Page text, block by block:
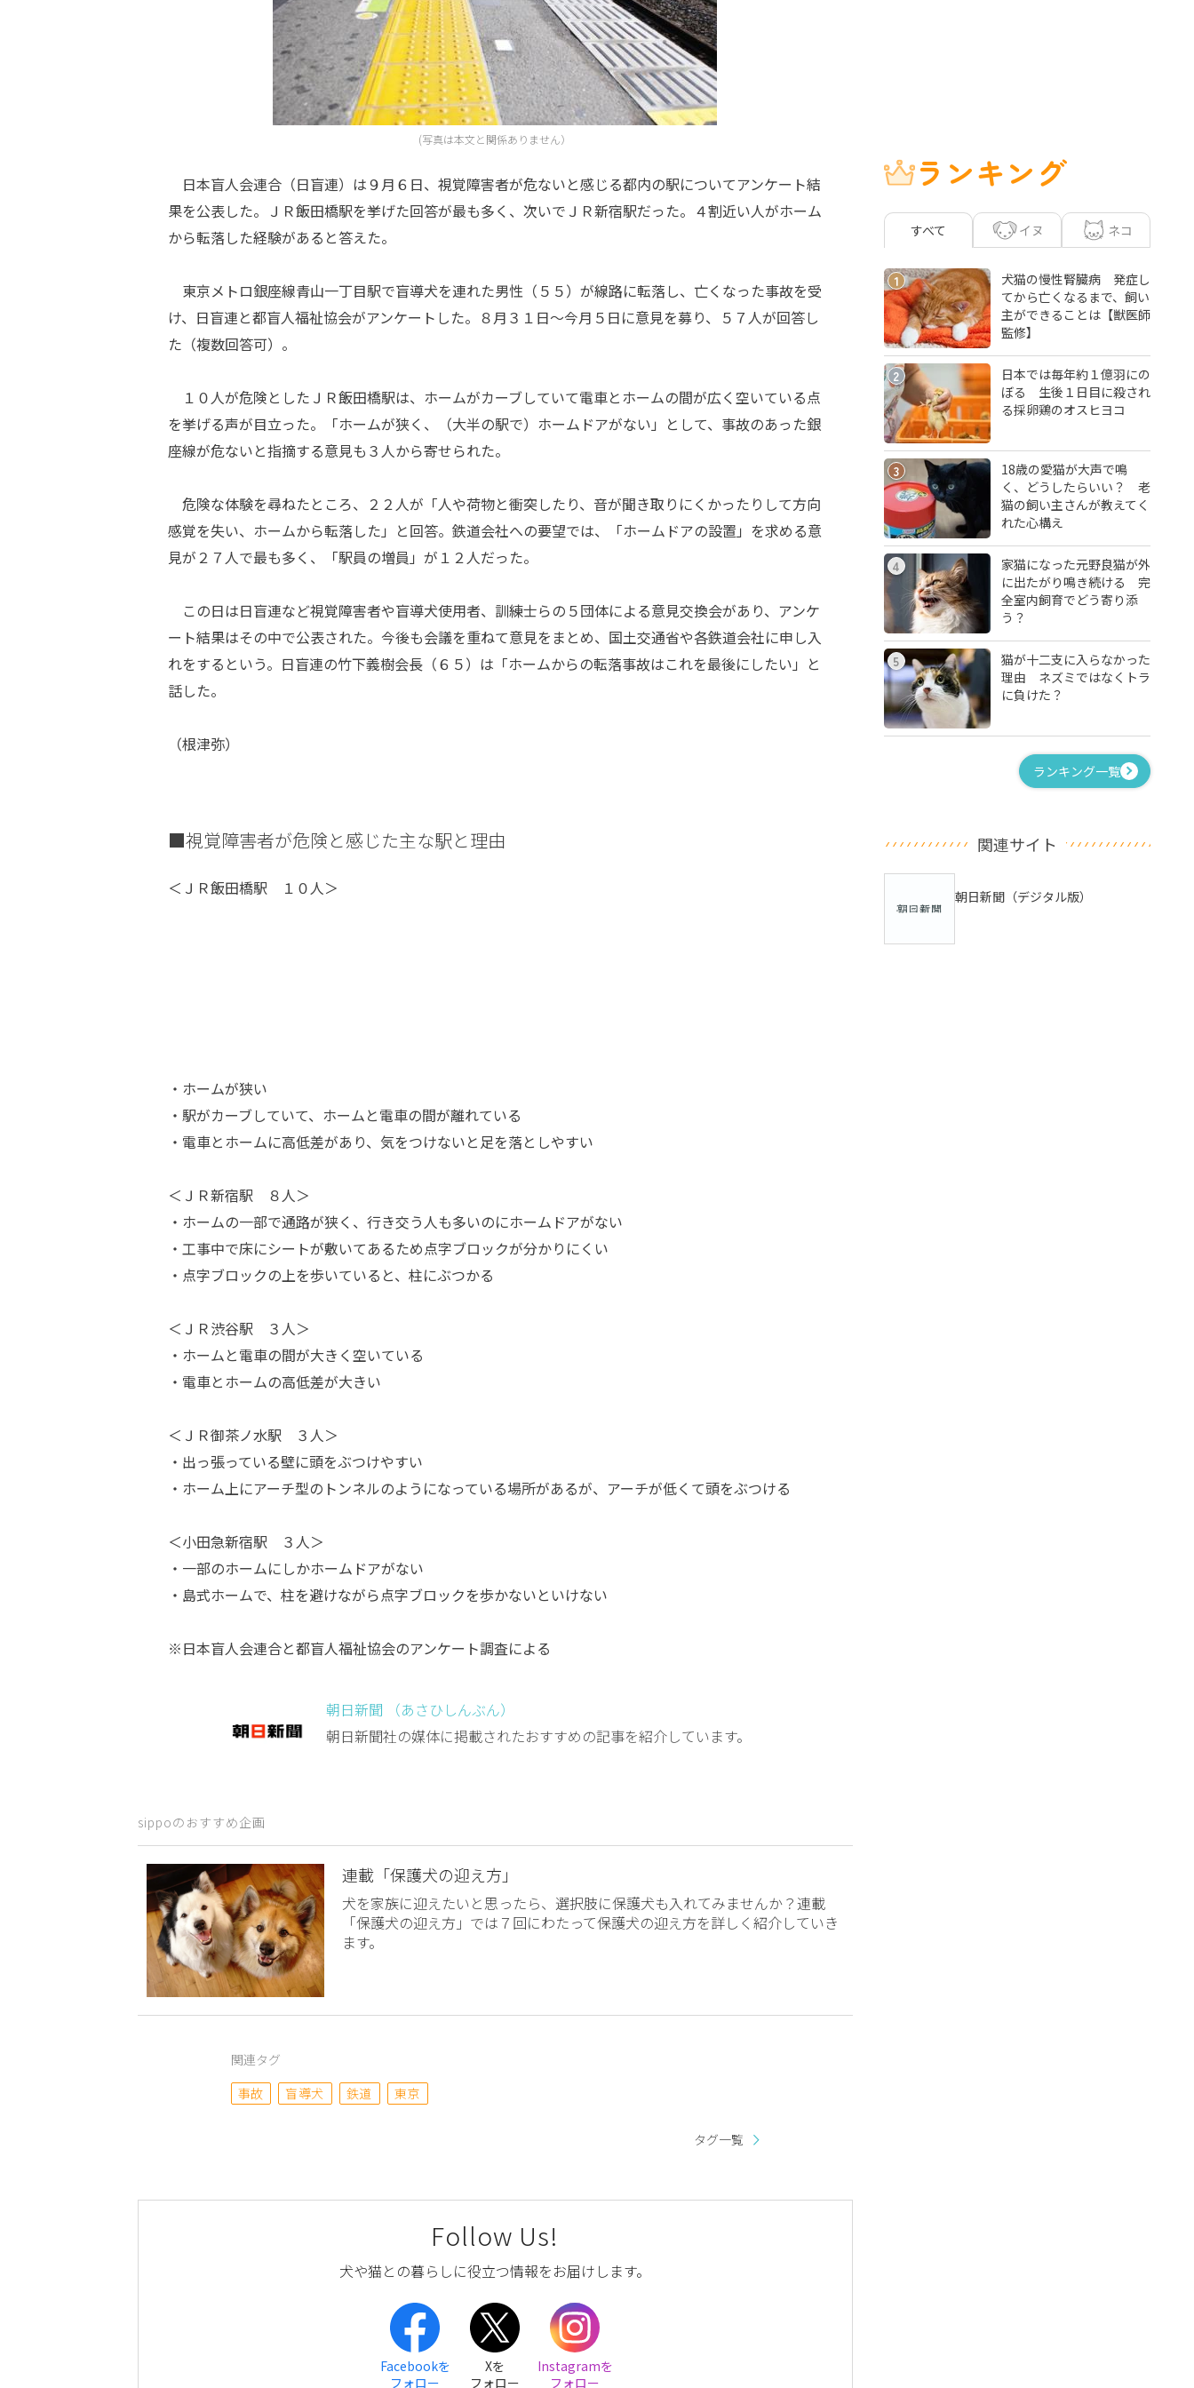
(写真は本文と関係ありません）
日本盲人会連合（日盲連）は９月６日、視覚障害者が危ないと感じる都内の駅についてアンケート結
果を公表した。ＪＲ飯田橋駅を挙げた回答が最も多く、次いでＪＲ新宿駅だった。４割近い人がホーム
から転落した経験があると答えた。
東京メトロ銀座線青山一丁目駅で盲導犬を連れた男性（５５）が線路に転落し、亡くなった事故を受
け、日盲連と都盲人福祉協会がアンケートした。８月３１日～今月５日に意見を募り、５７人が回答し
た（複数回答可）。
１０人が危険としたＪＲ飯田橋駅は、ホームがカーブしていて電車とホームの間が広く空いている点
を挙げる声が目立った。「ホームが狭く、（大半の駅で）ホームドアがない」として、事故のあった銀
座線が危ないと指摘する意見も３人から寄せられた。
危険な体験を尋ねたところ、２２人が「人や荷物と衝突したり、音が聞き取りにくかったりして方向
感覚を失い、ホームから転落した」と回答。鉄道会社への要望では、「ホームドアの設置」を求める意
見が２７人で最も多く、「駅員の増員」が１２人だった。
この日は日盲連など視覚障害者や盲導犬使用者、訓練士らの５団体による意見交換会があり、アンケ
ート結果はその中で公表された。今後も会議を重ねて意見をまとめ、国土交通省や各鉄道会社に申し入
れをするという。日盲連の竹下義樹会長（６５）は「ホームからの転落事故はこれを最後にしたい」と
話した。
（根津弥）
■視覚障害者が危険と感じた主な駅と理由
＜ＪＲ飯田橋駅 １０人＞
・ホームが狭い
・駅がカーブしていて、ホームと電車の間が離れている
・電車とホームに高低差があり、気をつけないと足を落としやすい
＜ＪＲ新宿駅 ８人＞
・ホームの一部で通路が狭く、行き交う人も多いのにホームドアがない
・工事中で床にシートが敷いてあるため点字ブロックが分かりにくい
・点字ブロックの上を歩いていると、柱にぶつかる
＜ＪＲ渋谷駅 ３人＞
・ホームと電車の間が大きく空いている
・電車とホームの高低差が大きい
＜ＪＲ御茶ノ水駅 ３人＞
・出っ張っている壁に頭をぶつけやすい
・ホーム上にアーチ型のトンネルのようになっている場所があるが、アーチが低くて頭をぶつける
＜小田急新宿駅 ３人＞
・一部のホームにしかホームドアがない
・島式ホームで、柱を避けながら点字ブロックを歩かないといけない
※日本盲人会連合と都盲人福祉協会のアンケート調査による
朝日新聞 （あさひしんぶん）
朝日新聞社の媒体に掲載されたおすすめの記事を紹介しています。
sippoのおすすめ企画
連載「保護犬の迎え方」
犬を家族に迎えたいと思ったら、選択肢に保護犬も入れてみませんか？連載
「保護犬の迎え方」では７回にわたって保護犬の迎え方を詳しく紹介していき
ます。
関連タグ
事故
盲導犬 鉄道 東京
タグ一覧
Follow Us!
犬や猫との暮らしに役立つ情報をお届けします。
Facebookを
フォロー
Xを
フォロー
Instagramを
フォロー
ランキング
すべて イヌ ネコ
1
犬猫の慢性腎臓病 発症し
てから亡くなるまで、飼い
主ができることは【獣医師
監修】
2
日本では毎年約１億羽にの
ぼる 生後１日目に殺され
る採卵鶏のオスヒヨコ
3
18歳の愛猫が大声で鳴
く、どうしたらいい？ 老
猫の飼い主さんが教えてく
れた心構え
4
家猫になった元野良猫が外
に出たがり鳴き続ける 完
全室内飼育でどう寄り添
う？
5
猫が十二支に入らなかった
理由 ネズミではなくトラ
に負けた？
ランキング一覧
関連サイト
朝日新聞（デジタル版）